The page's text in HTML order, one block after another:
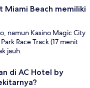
Miami Beach memiliki
namun Kasino Magic City
Race Track (17 menit
jauh.
di AC Hotel by